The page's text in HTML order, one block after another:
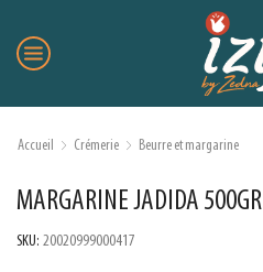
Accueil Crémerie Beurre et margarine
MARGARINE JADIDA 500GR
SKU: 20020999000417